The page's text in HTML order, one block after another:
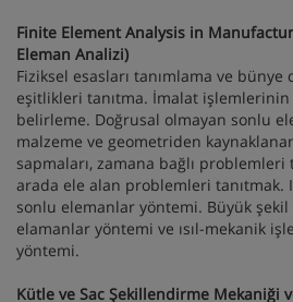
Finite Element Analysis in
Eleman Analizi)
Fiziksel esasları tanımlama ve
eşitlikleri tanıtma. İmalat
belirleme. Doğrusal olmayan sonlu
malzeme ve geometriden
sapmaları, zamana bağlı
arada ele alan problemleri tanıtmak.
sonlu elemanlar yöntemi. Büyük
elamanlar yöntemi ve ısıl-mekanik
yöntemi.
Kütle ve Sac Şekillendirme Mekaniği